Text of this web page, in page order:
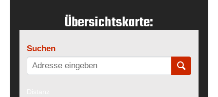
Übersichtskarte:
Suchen